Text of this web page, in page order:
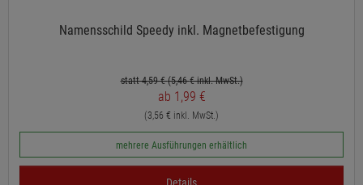
Namensschild Speedy inkl. Magnetbefestigung
statt 4,59 €(5,46€ inkl. MwSt.)
ab 1,99 €
(3,56 € inkl. MwSt.)
mehrere Ausführungen erhältlich
Details